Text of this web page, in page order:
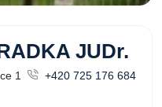
JUDr.
1
+420 725 176 684